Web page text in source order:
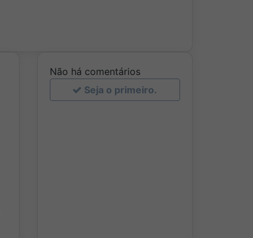
Não há comentários
Seja o primeiro.